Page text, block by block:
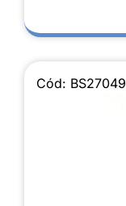
Cód: BS27049